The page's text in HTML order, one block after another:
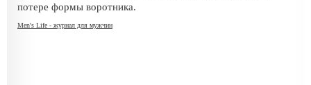
потере формы воротника.
Men's Life - журнал для мужчин